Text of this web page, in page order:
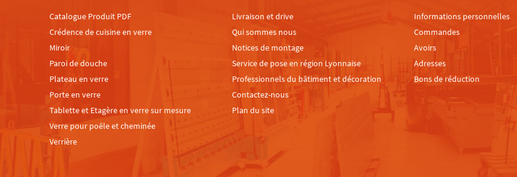
Catalogue Produit PDF
Crédence de cuisine en verre
Miroir
Paroi de douche
Plateau en verre
Porte en verre
Tablette et Etagère en verre sur mesure
Verre pour poêle et cheminée
Verrière
Livraison et drive
Qui sommes nous
Notices de montage
Service de pose en région Lyonnaise
Professionnels du bâtiment et décoration
Contactez-nous
Plan du site
Informations personnelles
Commandes
Avoirs
Adresses
Bons de réduction